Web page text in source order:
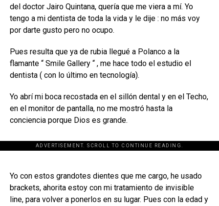
del doctor Jairo Quintana, quería que me viera a mí. Yo
tengo a mi dentista de toda la vida y le dije : no más voy
por darte gusto pero no ocupo.
Pues resulta que ya de rubia llegué a Polanco a la
flamante “ Smile Gallery “ , me hace todo el estudio el
dentista ( con lo último en tecnología).
Yo abrí mi boca recostada en el sillón dental y en el Techo,
en el monitor de pantalla, no me mostró hasta la
conciencia porque Dios es grande.
ADVERTISEMENT. SCROLL TO CONTINUE READING.
[adsforwp id="243463"]
Yo con estos grandotes dientes que me cargo, he usado
brackets, ahorita estoy con mi tratamiento de invisible
line, para volver a ponerlos en su lugar. Pues con la edad y